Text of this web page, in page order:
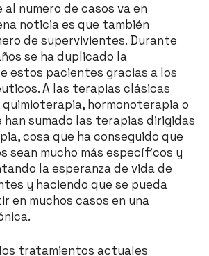
al numero de casos va en
noticia es que también
de supervivientes. Durante
se ha duplicado la
estos pacientes gracias a los
A las terapias clásicas
hormonoterapia o
sumado las terapias dirigidas
cosa que ha conseguido que
sean mucho más específicos y
la esperanza de vida de
y haciendo que se pueda
en muchos casos en una
tratamientos actuales